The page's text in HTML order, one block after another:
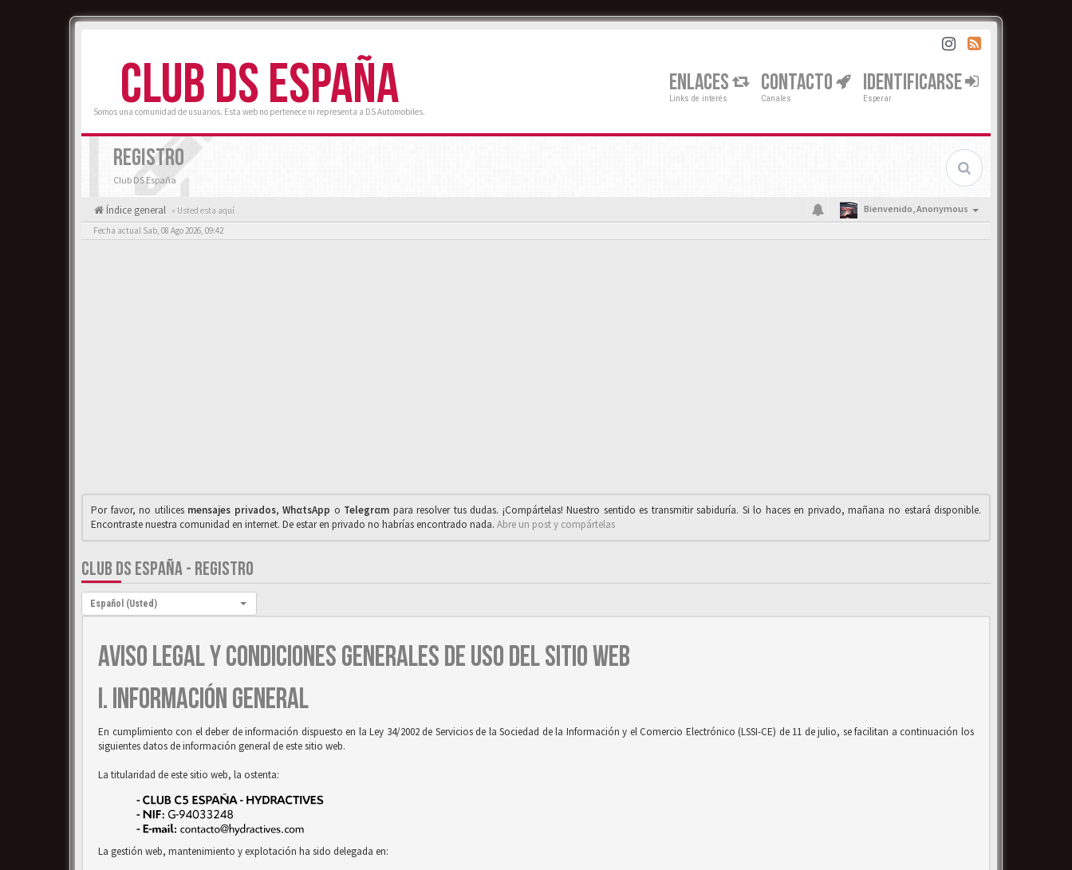
CLUB DS ESPAÑA
Somos una comunidad de usuarios. Esta web no pertenece ni representa a DS Automobiles.
ENLACES
Links de interés
CONTACTO
Canales
IDENTIFICARSE
Esperar
REGISTRO
Club DS España
Índice general « Usted esta aquí Bienvenido,Anonymous
Fecha actual Sab, 08 Ago 2026, 09:42
Por favor, no utilices mensajes privados,WhαtsApp o Telegrαm para resolver tus dudas. ¡Compártelas! Nuestro sentido es transmitir sabiduría. Si lo haces en privado, mañana no estará disponible.
Encontraste nuestra comunidad en internet. De estar en privado no habrías encontrado nada. Abre un post y compártelas
CLUB DS ESPAÑA - REGISTRO
Idioma:
Español (Usted)
AVISO LEGAL Y CONDICIONES GENERALES DE USO DEL SITIO WEB
I. INFORMACIÓN GENERAL
En cumplimiento con el deber de información dispuesto en la Ley 34/2002 de Servicios de la Sociedad de la Información y el Comercio Electrónico (LSSI-CE) de 11 de julio, se facilitan a continuación los
siguientes datos de información general de este sitio web.
La titularidad de este sitio web, la ostenta:
La gestión web, mantenimiento y explotación ha sido delegada en: